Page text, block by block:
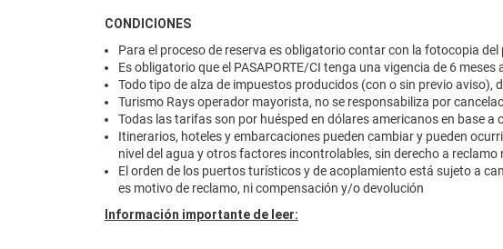
CONDICIONES
Para el proceso de reserva es obligatorio contar con la fotocopia
Es obligatorio que el PASAPORTE/CI tenga una vigencia de 6 meses
Todo tipo de alza de impuestos producidos (con o sin previo aviso),
Turismo Rays operador mayorista, no se responsabiliza por
Todas las tarifas son por huésped en dólares americanos en base
Itinerarios, hoteles y embarcaciones pueden cambiar y pueden
nivel del agua y otros factores incontrolables, sin derecho a
El orden de los puertos turísticos y de acoplamiento está sujeto a
es motivo de reclamo, ni compensación y/o devolución
Información importante de leer: